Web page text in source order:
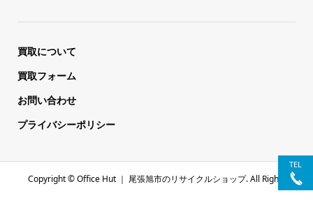
買取について
買取フォーム
お問い合わせ
プライバシーポリシー
Copyright ©Office Hut ｜ 尾張旭市のリサイクルショップ. All Rights
TEL